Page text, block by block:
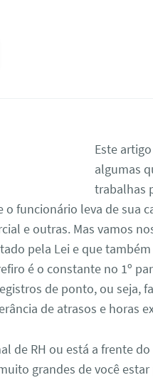
Este
algumas
trabalhas
funcionário leva de sua
e outras. Mas vamos
pela Lei e que também
é o constante no 1º
de ponto, ou seja,
de atrasos e horas
de RH ou está a frente
grandes de você